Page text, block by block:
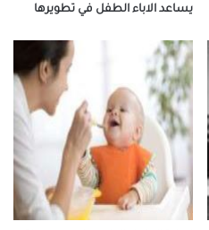
يساعد الاباء الطفل في تطويرها